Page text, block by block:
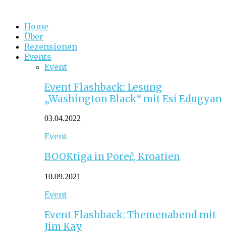
Home
Über
Rezensionen
Events
Event
Event Flashback: Lesung
„Washington Black“ mit Esi Edugyan
03.04.2022
Event
BOOKtiga in Poreč, Kroatien
10.09.2021
Event
Event Flashback: Themenabend mit
Jim Kay